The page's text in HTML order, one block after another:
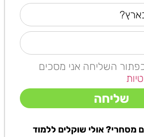
השליחה אני מסכים
שליחה
מסחרי? אולי שוקלים ללמוד